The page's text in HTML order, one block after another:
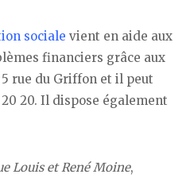
sociale vient en aide aux
financiers grâce aux
rue du Griffon et il peut
20. Il dispose également
Louis et René Moine,